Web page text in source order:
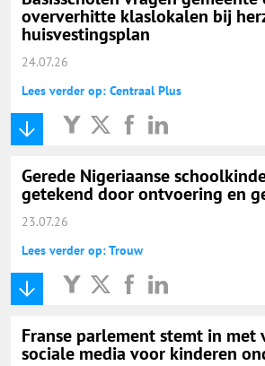
oververhitte klaslokalen bij
huisvestingsplan
24.07.26
Lees verder op: Centraal Plus
Gerede Nigeriaanse
getekend door ontvoering en
23.07.26
Lees verder op: Trouw
Franse parlement stemt in met
sociale media voor kinderen